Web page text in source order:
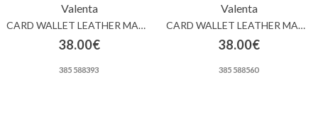
Valenta
CARD WALLET LEATHER MAGSAFE LUXE GREY
38.00€
385 588393
Valenta
CARD WALLET LEATHER MAGSAFE LUXE BROWN
38.00€
385 588560